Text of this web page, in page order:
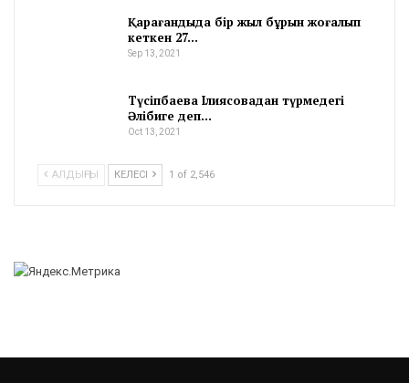
Қарағандыда бір жыл бұрын жоғалып
кеткен 27…
Sep 13, 2021
Түсіпбаева Ілиясовадан түрмедегі
Әлібиге деп…
Oct 13, 2021
АЛДЫҢҒЫ КЕЛЕСІ 1 of 2,546